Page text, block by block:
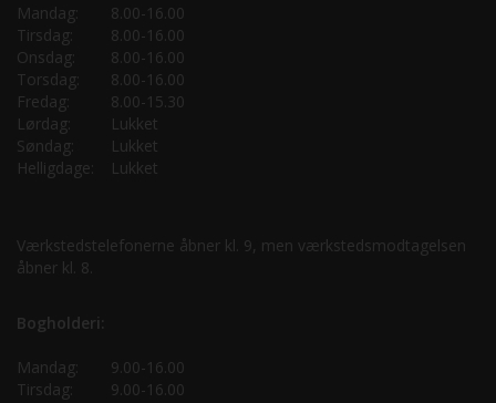
Mandag:
8.00-16.00
Tirsdag:
8.00-16.00
Onsdag:
8.00-16.00
Torsdag:
8.00-16.00
Fredag:
8.00-15.30
Lørdag:
Lukket
Søndag:
Lukket
Helligdage:
Lukket
Værkstedstelefonerne åbner kl. 9, men værkstedsmodtagelsen
åbner kl. 8.
Bogholderi:
Mandag:
9.00-16.00
Tirsdag:
9.00-16.00